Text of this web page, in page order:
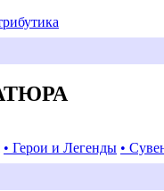
• Герои и Легенды •